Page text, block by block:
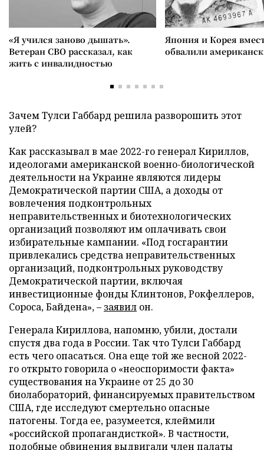
«Я учился заново дышать».
Ветеран СВО рассказал, как
жить с инвалидностью
Япония и Корея
обвалили
Зачем Тулси Габбард решила разворошить этот
улей?
Как рассказывал в мае 2022-го генерал Кириллов,
идеологами американской военно-биологической
деятельности на Украине являются лидеры
Демократической партии США, а доходы от
вовлечения подконтрольных
неправительственных и биотехнологических
организаций позволяют им оплачивать свои
избирательные кампании. «Под госгарантии
привлекались средства неправительственных
организаций, подконтрольных руководству
Демократической партии, включая
инвестиционные фонды Клинтонов, Рокфеллеров,
Сороса, Байдена», – заявил он.
Генерала Кириллова, напомню, убили, достали
спустя два года в России. Так что Тулси Габбард
есть чего опасаться. Она еще той же весной 2022-
го открыто говорила о «неоспоримости факта»
существования на Украине от 25 до 30
биолабораторий, финансируемых правительством
США, где исследуют смертельно опасные
патогены. Тогда ее, разумеется, клеймили
«российской пропагандисткой». В частности,
подобные обвинения выдвигали член палаты